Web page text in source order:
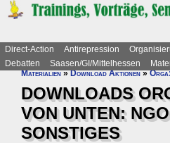
Direct-Action Antirepression
Debatten
Saasen/GI/Mittelhessen
Materialien»Download Aktionen»
DOWNLOADS
VON UNTEN:
SONSTIGES